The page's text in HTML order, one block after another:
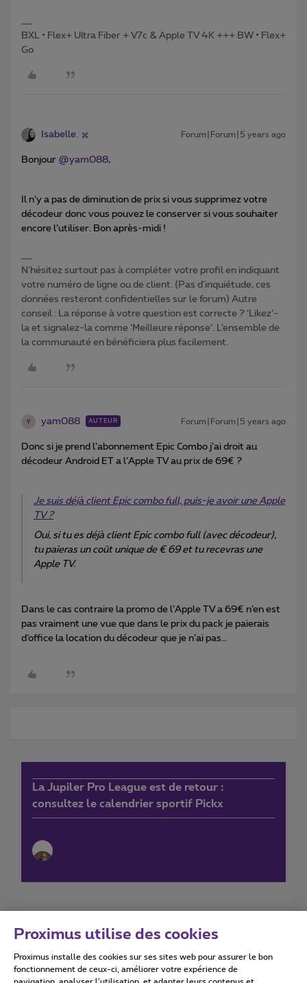
BXL • Flex+ Ultra Fiber + V7c & Apple TV 4K +++ BW • Flex+
Go
Isabelle. Forum|Forum|5 years ago
Bonjour @yam088,
Il n’y a pas de diminution de prix si vous supprimez votre
décodeur donc vous pouvez le conserver si vous souhaiter
encore l’utiliser. Bon après-midi !
N'hésitez surtout pas à compléter votre profil en indiquant
votre numéro de ligne ou de client. (Pas d'inquiétude, ces
données resteront confidentielles sur le forum) Autre
conseil : La réponse à votre question est correcte ? ‘Likez’-
la et signalez-la comme ‘Meilleure réponse’. L’ensemble de
la communauté en bénéficiera plus facilement.
Y yam088 AUTEUR Forum|Forum|5 years ago
Donc si je prend l’abonnement Epic Combo j’ai droit au
décodeur Android ET a l’Apple TV au prix de 69€ ?
Je suis déjà client Epic combo full, puis-je avoir une Apple
TV ?
Oui, si tu es déjà client Epic combo full (avec décodeur),
tu paieras un coût unique de € 69 et tu recevras une
Apple TV.
Dans le cas contraire la promo de l’Apple TV a 69€ n’en est
pas vraiment une vue que dans le prix du pack je paierais
d’office la location du décodeur que je n’ai pas…
La Jupiler Pro League est de retour :
consultez le calendrier sportif Pickx
Conditions d'utilisation Accessibility statement
Proximus utilise des cookies
Proximus installe des cookies sur ses sites web pour assurer le bon
fonctionnement de ceux-ci, améliorer votre expérience de